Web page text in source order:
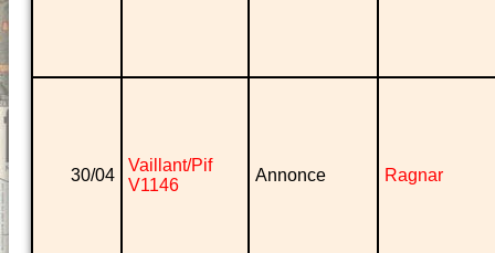
30/04
Vaillant/Pif
V1146
Annonce Ragnar